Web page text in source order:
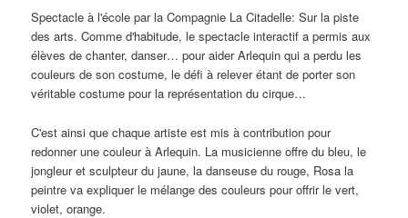
Spectacle à l'école par la Compagnie La Citadelle: Sur la piste
des arts.Comme d'habitude, le spectacle interactif a permis aux
élèves de chanter, danser… pour aider Arlequin qui a perdu les
couleurs de son costume, le défi à relever étant de porter son
véritable costume pour la représentation du cirque…
C'est ainsi que chaque artiste est mis à contribution pour
redonner une couleur à Arlequin. La musicienne offre du bleu, le
jongleur et sculpteur du jaune, la danseuse du rouge, Rosa la
peintre va expliquer le mélange des couleurs pour offrir le vert,
violet, orange.